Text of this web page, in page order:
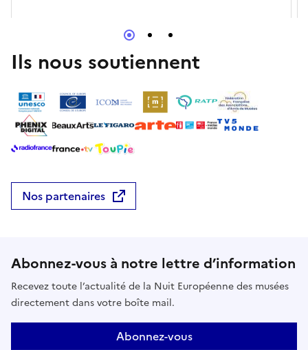
Ils nous soutiennent
Nos partenaires
Abonnez-vous à notre lettre d’information
Recevez toute l’actualité de la Nuit Européenne des musées
directement dans votre boîte mail.
Abonnez-vous